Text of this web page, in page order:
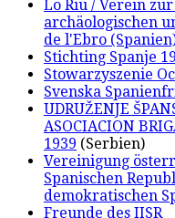
Lo Riu / Verein
archäologischen
de l'Ebro
Stichting Spanje
Stowarzyszenie
Svenska
UDRUŽENJE
ASOCIACION
1939 (Serbien)
Vereinigung
Spanischen
demokratischen
Freunde des IISR